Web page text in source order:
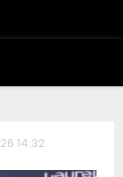
14:32